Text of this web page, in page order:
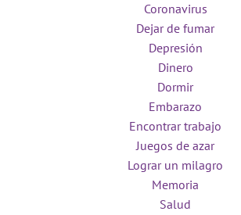
Coronavirus
Dejar de fumar
Depresión
Dinero
Dormir
Embarazo
Encontrar trabajo
Juegos de azar
Lograr un milagro
Memoria
Salud